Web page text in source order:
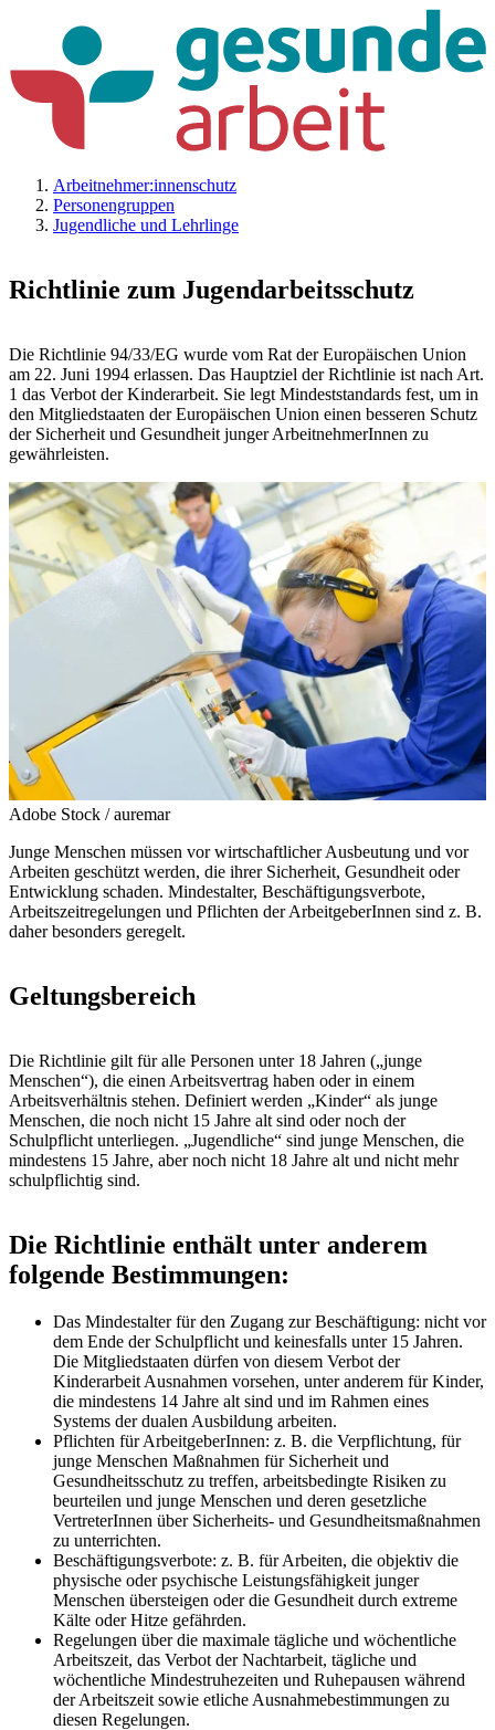
Arbeitnehmer:innenschutz
Personengruppen
Jugendliche und Lehrlinge
Richtlinie zum Jugendarbeitsschutz
Die Richtlinie 94/33/EG wurde vom Rat der Europäischen Union
am 22. Juni 1994 erlassen. Das Hauptziel der Richtlinie ist nach Art.
1 das Verbot der Kinderarbeit. Sie legt Mindeststandards fest, um in
den Mitgliedstaaten der Europäischen Union einen besseren Schutz
der Sicherheit und Gesundheit junger ArbeitnehmerInnen zu
gewährleisten.
Adobe Stock / auremar
Junge Menschen müssen vor wirtschaftlicher Ausbeutung und vor
Arbeiten geschützt werden, die ihrer Sicherheit, Gesundheit oder
Entwicklung schaden. Mindestalter, Beschäftigungsverbote,
Arbeitszeitregelungen und Pflichten der ArbeitgeberInnen sind z. B.
daher besonders geregelt.
Geltungsbereich
Die Richtlinie gilt für alle Personen unter 18 Jahren („junge
Menschen“), die einen Arbeitsvertrag haben oder in einem
Arbeitsverhältnis stehen. Definiert werden „Kinder“ als junge
Menschen, die noch nicht 15 Jahre alt sind oder noch der
Schulpflicht unterliegen. „Jugendliche“ sind junge Menschen, die
mindestens 15 Jahre, aber noch nicht 18 Jahre alt und nicht mehr
schulpflichtig sind.
Die Richtlinie enthält unter anderem
folgende Bestimmungen:
Das Mindestalter für den Zugang zur Beschäftigung: nicht vor
dem Ende der Schulpflicht und keinesfalls unter 15 Jahren.
Die Mitgliedstaaten dürfen von diesem Verbot der
Kinderarbeit Ausnahmen vorsehen, unter anderem für Kinder,
die mindestens 14 Jahre alt sind und im Rahmen eines
Systems der dualen Ausbildung arbeiten.
Pflichten für ArbeitgeberInnen: z. B. die Verpflichtung, für
junge Menschen Maßnahmen für Sicherheit und
Gesundheitsschutz zu treffen, arbeitsbedingte Risiken zu
beurteilen und junge Menschen und deren gesetzliche
VertreterInnen über Sicherheits- und Gesundheitsmaßnahmen
zu unterrichten.
Beschäftigungsverbote: z. B. für Arbeiten, die objektiv die
physische oder psychische Leistungsfähigkeit junger
Menschen übersteigen oder die Gesundheit durch extreme
Kälte oder Hitze gefährden.
Regelungen über die maximale tägliche und wöchentliche
Arbeitszeit, das Verbot der Nachtarbeit, tägliche und
wöchentliche Mindestruhezeiten und Ruhepausen während
der Arbeitszeit sowie etliche Ausnahmebestimmungen zu
diesen Regelungen.